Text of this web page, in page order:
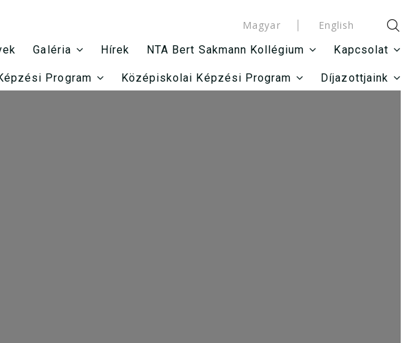
Magyar
English
Galéria Hírek NTA Bert Sakmann Kollégium Kapcsolat
Program Középiskolai Képzési Program Díjazottjaink